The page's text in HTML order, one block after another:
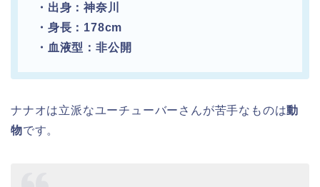
・出身：神奈川
・身長：178cm
・血液型：非公開
ナナオは立派なユーチューバーさんが苦手なものは動
物です。